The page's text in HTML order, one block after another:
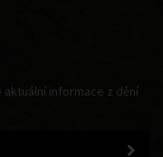
informace z dění